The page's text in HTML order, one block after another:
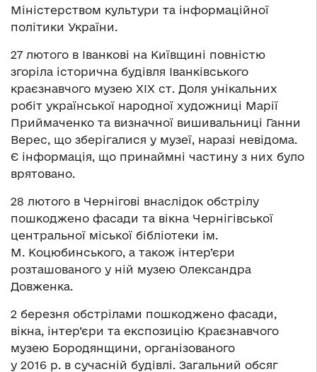
Міністерством культури та інформаційної
політики України.
27 лютого в Іванкові на Київщині повністю
згоріла історична будівля Іванківського
краєзнавчого музею ХІХ ст. Доля унікальних
робіт української народної художниці Марії
Приймаченко та визначної вишивальниці Ганни
Верес, що зберігалися у музеї, наразі невідома.
Є інформація, що принаймні частину з них було
врятовано.
28 лютого в Чернігові внаслідок обстрілу
пошкоджено фасади та вікна Чернігівської
центральної міської бібліотеки ім.
М. Коцюбинського, а також інтер’єри
розташованого у ній музею Олександра
Довженка.
2 березня обстрілами пошкоджено фасади,
вікна, інтер’єри та експозицію Краєзнавчого
музею Бородянщини, організованого
у 2016 р. в сучасній будівлі. Загальний обсяг